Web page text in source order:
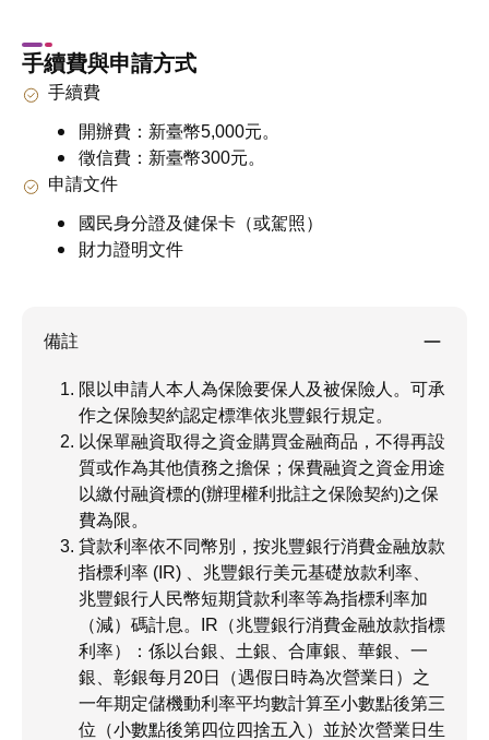
手續費與申請方式
手續費
開辦費：新臺幣5,000元。
徵信費：新臺幣300元。
申請文件
國民身分證及健保卡（或駕照）
財力證明文件
備註
限以申請人本人為保險要保人及被保險人。可承
作之保險契約認定標準依兆豐銀行規定。
以保單融資取得之資金購買金融商品，不得再設
質或作為其他債務之擔保；保費融資之資金用途
以繳付融資標的(辦理權利批註之保險契約)之保
費為限。
貸款利率依不同幣別，按兆豐銀行消費金融放款
指標利率 (IR) 、兆豐銀行美元基礎放款利率、
兆豐銀行人民幣短期貸款利率等為指標利率加
（減）碼計息。IR（兆豐銀行消費金融放款指標
利率）：係以台銀、土銀、合庫銀、華銀、一
銀、彰銀每月20日（遇假日時為次營業日）之
一年期定儲機動利率平均數計算至小數點後第三
位（小數點後第四位四捨五入）並於次營業日生